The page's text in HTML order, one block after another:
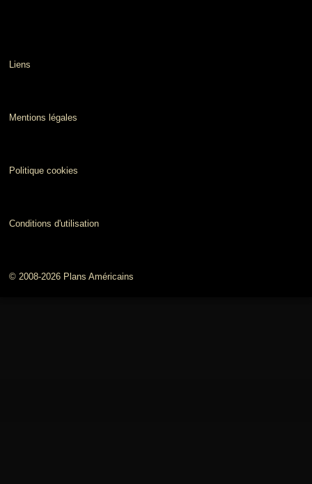
Liens
Mentions légales
Politique cookies
Conditions d'utilisation
© 2008-2026 Plans Américains